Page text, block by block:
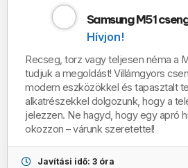
Samsung M51
Hívjon!
Recseg, torz vagy teljesen néma a
tudjuk a megoldást! Villámgyors
modern eszközökkel és tapasztalt
alkatrészekkel dolgozunk, hogy a
jelezzen. Ne hagyd, hogy egy apró
okozzon – várunk szeretettel!
Javítási idő: 3 óra